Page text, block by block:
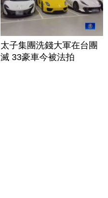
太子集團洗錢大軍在台團
滅 33豪車今被法拍